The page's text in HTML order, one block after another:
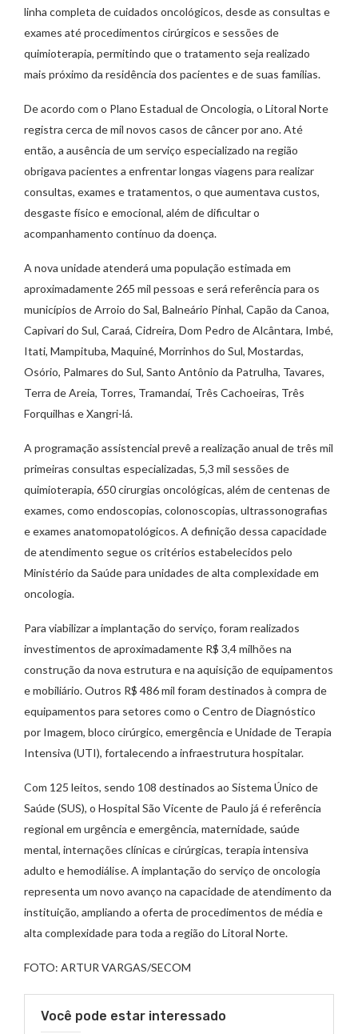
linha completa de cuidados oncológicos, desde as consultas e
exames até procedimentos cirúrgicos e sessões de
quimioterapia, permitindo que o tratamento seja realizado
mais próximo da residência dos pacientes e de suas famílias.
De acordo com o Plano Estadual de Oncologia, o Litoral Norte
registra cerca de mil novos casos de câncer por ano. Até
então, a ausência de um serviço especializado na região
obrigava pacientes a enfrentar longas viagens para realizar
consultas, exames e tratamentos, o que aumentava custos,
desgaste físico e emocional, além de dificultar o
acompanhamento contínuo da doença.
A nova unidade atenderá uma população estimada em
aproximadamente 265 mil pessoas e será referência para os
municípios de Arroio do Sal, Balneário Pinhal, Capão da Canoa,
Capivari do Sul, Caraá, Cidreira, Dom Pedro de Alcântara, Imbé,
Itati, Mampituba, Maquiné, Morrinhos do Sul, Mostardas,
Osório, Palmares do Sul, Santo Antônio da Patrulha, Tavares,
Terra de Areia, Torres, Tramandaí, Três Cachoeiras, Três
Forquilhas e Xangri-lá.
A programação assistencial prevê a realização anual de três mil
primeiras consultas especializadas, 5,3 mil sessões de
quimioterapia, 650 cirurgias oncológicas, além de centenas de
exames, como endoscopias, colonoscopias, ultrassonografias
e exames anatomopatológicos. A definição dessa capacidade
de atendimento segue os critérios estabelecidos pelo
Ministério da Saúde para unidades de alta complexidade em
oncologia.
Para viabilizar a implantação do serviço, foram realizados
investimentos de aproximadamente R$ 3,4 milhões na
construção da nova estrutura e na aquisição de equipamentos
e mobiliário. Outros R$ 486 mil foram destinados à compra de
equipamentos para setores como o Centro de Diagnóstico
por Imagem, bloco cirúrgico, emergência e Unidade de Terapia
Intensiva (UTI), fortalecendo a infraestrutura hospitalar.
Com 125 leitos, sendo 108 destinados ao Sistema Único de
Saúde (SUS), o Hospital São Vicente de Paulo já é referência
regional em urgência e emergência, maternidade, saúde
mental, internações clínicas e cirúrgicas, terapia intensiva
adulto e hemodiálise. A implantação do serviço de oncologia
representa um novo avanço na capacidade de atendimento da
instituição, ampliando a oferta de procedimentos de média e
alta complexidade para toda a região do Litoral Norte.
FOTO: ARTUR VARGAS/SECOM
Você pode estar interessado